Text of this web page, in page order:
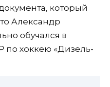
который
Александр
обучался в
по хоккею «Дизель-